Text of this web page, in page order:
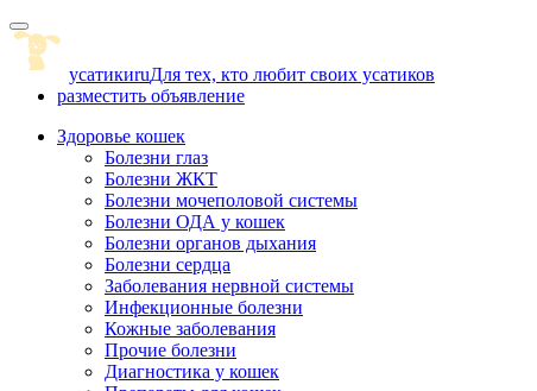
Skip
to
content
усатикиruДля тех, кто любит своих усатиков
разместить объявление
Здоровье кошек
Болезни глаз
Болезни ЖКТ
Болезни мочеполовой системы
Болезни ОДА у кошек
Болезни органов дыхания
Болезни сердца
Заболевания нервной системы
Инфекционные болезни
Кожные заболевания
Прочие болезни
Диагностика у кошек